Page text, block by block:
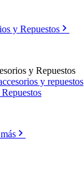
y Repuestos
y Repuestos
y repuestos